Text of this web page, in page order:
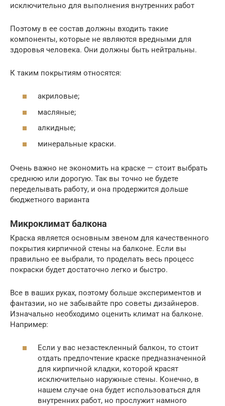
исключительно для выполнения внутренних работ
Поэтому в ее состав должны входить такие
компоненты, которые не являются вредными для
здоровья человека. Они должны быть нейтральны.
К таким покрытиям относятся:
акриловые;
масляные;
алкидные;
минеральные краски.
Очень важно не экономить на краске — стоит выбрать
среднюю или дорогую. Так вы точно не будете
переделывать работу, и она продержится дольше
бюджетного варианта
Микроклимат балкона
Краска является основным звеном для качественного
покрытия кирпичной стены на балконе. Если вы
правильно ее выбрали, то проделать весь процесс
покраски будет достаточно легко и быстро.
Все в ваших руках, поэтому больше экспериментов и
фантазии, но не забывайте про советы дизайнеров.
Изначально необходимо оценить климат на балконе.
Например:
Если у вас незастекленный балкон, то стоит
отдать предпочтение краске предназначенной
для кирпичной кладки, которой красят
исключительно наружные стены. Конечно, в
нашем случае она будет использоваться для
внутренних работ, но прослужит намного